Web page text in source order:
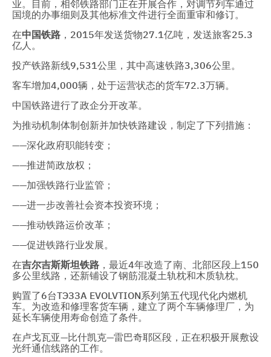
业。目前，相邻铁路部门正在开展合作，对调节列车通过
国境的办事细则及其他标准文件进行全面重审和修订。
在中国铁路 ，2015年发送货物27.1亿吨，发送旅客25.3
亿人。
投产铁路新线9,531公里，其中高速铁路3,306公里。
客车增加4,000辆，处于运营状态的货车72.3万辆。
中国铁路进行了政企分开改革。
为推动机制体制创新并加快铁路建设，制定了下列措施：
——深化政府职能转变；
——推进简政放权；
——加强铁路行业监管；
——进一步改善社会资本投资环境；
——推动铁路运价改革；
——促进铁路行业发展。
在吉尔吉斯斯坦铁路 ，最近4年改造了南、北部区段上150
多公里线路，还新铺设了钢筋混凝土轨枕和木质轨枕。
购置了6台ТЭЗЗA EVOLVTION系列第五代现代化内燃机
车。为改造和修理客货车辆，建立了两个车辆修理厂，为
延长车辆使用寿命创造了条件。
在卢戈瓦亚—比什凯克—雷巴奇耶区段，正在积极开展敷设
光纤通信线路的工作。